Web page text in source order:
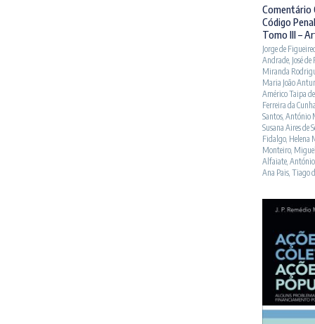
Comentário
Código
Tomo III –
Jorge de
Andrade, José
Miranda
Maria João
Américo Taipa
Ferreira da
Santos,António
Susana Aires de
Fidalgo, Helena
Monteiro,
Alfaiate,
Ana Pais,Tiago